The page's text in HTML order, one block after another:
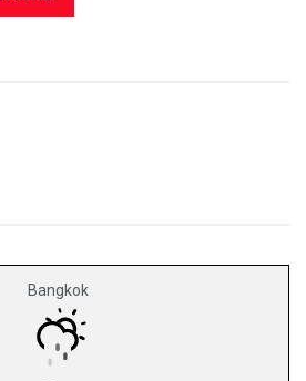
Bangkok